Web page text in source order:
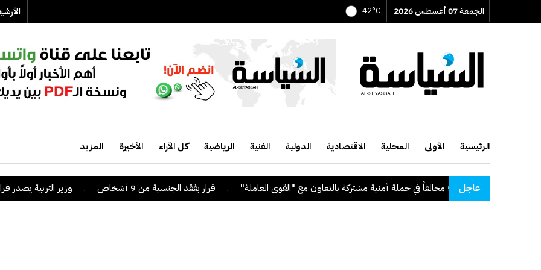
الجمعة 07 أغسطس 2026 42°C
الرئيسية الأولى المحلية الاقتصادية الدولية الفنية الرياضية كل الآراء الأخيرة المزيد
عاجل . قرار بفقد الجنسية من 9 أشخاص . وزير التربية يصدر قراراً